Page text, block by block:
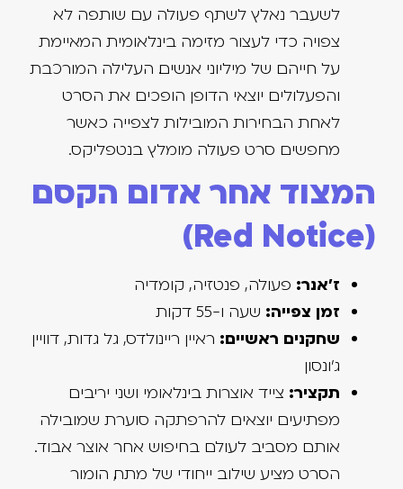
לשעבר נאלץ לשתף פעולה עם שותפה לא
צפויה כדי לעצור מזימה בינלאומית המאיימת
על חייהם של מיליוני אנשים. העלילה המורכבת
והפעלולים יוצאי הדופן הופכים את הסרט
לאחת הבחירות המובילות לצפייה כאשר
מחפשים סרט פעולה מומלץ בנטפליקס.
המצוד אחר אדום הקסם
(Red Notice)
ז'אנר:פעולה, פנטזיה, קומדיה
זמן צפייה:שעה ו-55 דקות
שחקנים ראשיים:ראיין ריינולדס, גל גדות, דוויין
ג'ונסון
תקציר:צייד אוצרות בינלאומי ושני יריבים
מפתיעים יוצאים להרפתקה סוערת שמובילה
אותם מסביב לעולם בחיפוש אחר אוצר אבוד.
הסרט מציע שילוב ייחודי של מתח, הומור